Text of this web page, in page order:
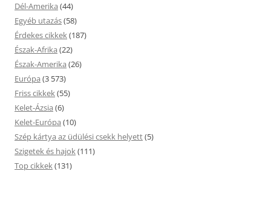
Dél-Amerika (44)
Egyéb utazás(58)
Érdekes cikkek(187)
Észak-Afrika (22)
Észak-Amerika (26)
Európa (3 573)
Friss cikkek(55)
Kelet-Ázsia (6)
Kelet-Európa (10)
Szép kártya az üdülési csekk helyett(5)
Szigetek és hajok(111)
Top cikkek(131)